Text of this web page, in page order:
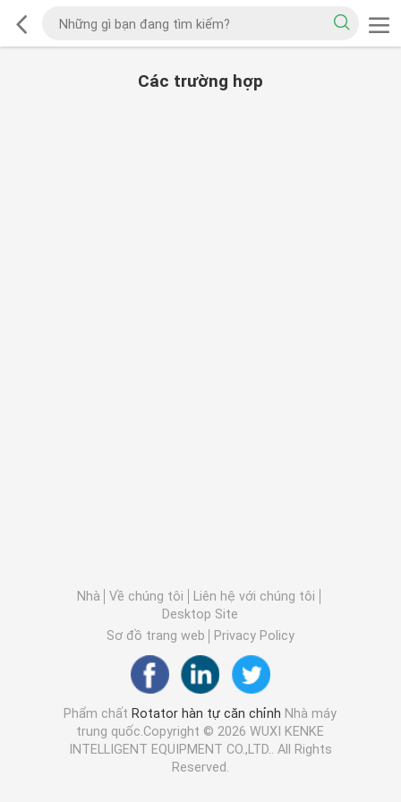
Các trường hợp
Nhà Về chúng tôi
Liên hệ với chúng tôi
Desktop Site
Sơ đồ trang web
Privacy Policy
Phẩm chất Rotator hàn tự căn chỉnh Nhà máy
trung quốc.Copyright © 2026 WUXI KENKE
INTELLIGENT EQUIPMENT CO.,LTD.. All Rights
Reserved.